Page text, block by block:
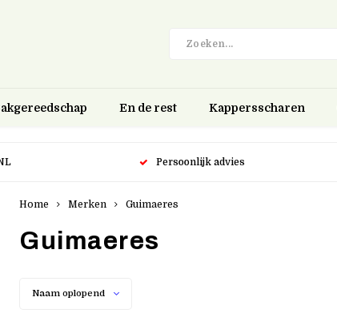
En de rest Kappersscharen
Persoonlijk advies
Home Merken Guimaeres
Guimaeres
Naam oplopend